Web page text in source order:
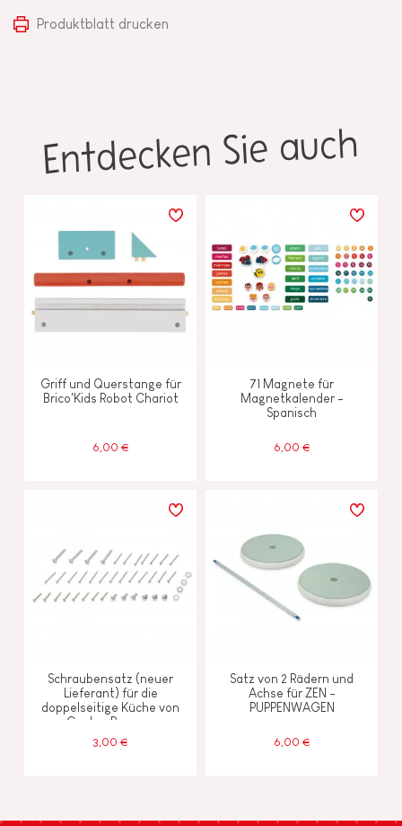
Produktblatt drucken
Entdecken Sie auch
Griff und Querstange für
Brico'Kids Robot Chariot
6,00 €
71 Magnete für
Magnetkalender -
Spanisch
6,00 €
Schraubensatz (neuer
Lieferant) für die
doppelseitige Küche von
Cooker Reverso
3,00 €
Satz von 2 Rädern und
Achse für ZEN -
PUPPENWAGEN
6,00 €